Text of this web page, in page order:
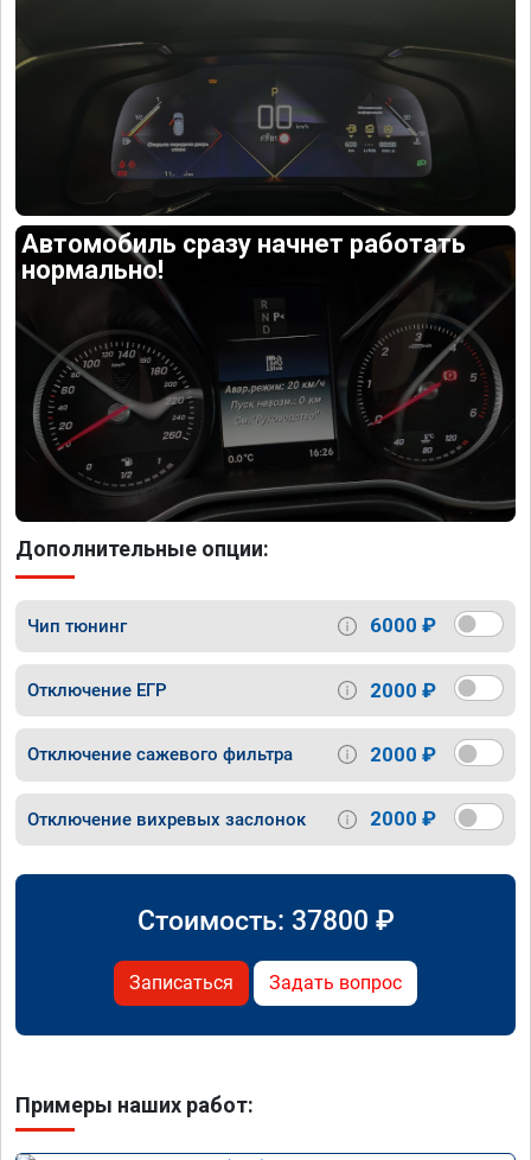
Автомобиль сразу начнет работать
нормально!
Дополнительные опции:
Чип тюнинг 6000 ₽
Отключение ЕГР 2000 ₽
Отключение сажевого фильтра 2000 ₽
Отключение вихревых заслонок 2000 ₽
Стоимость: 37800 ₽
Записаться Задать вопрос
Примеры наших работ: